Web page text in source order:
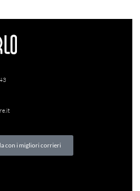
con i migliori corrieri